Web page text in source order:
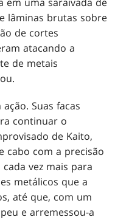
lâminas brutas sobre
de cortes
atacando a
de metais
Suas facas
continuar o
de Kaito,
cabo com a precisão
vez mais para
metálicos que a
até que, com um
e arremessou-a